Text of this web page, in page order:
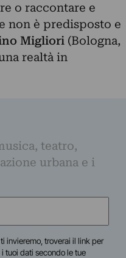
o raccontare e
non è predisposto e
Migliori (Bologna,
realtà in
teatro,
urbana e i
invieremo, troverai il link per
tuoi dati secondo le tue